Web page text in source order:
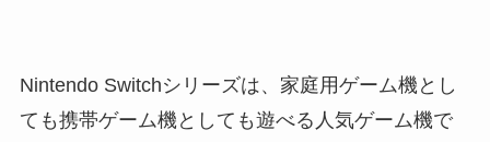
Nintendo Switchシリーズは、家庭用ゲーム機とし
ても携帯ゲーム機としても遊べる人気ゲーム機で